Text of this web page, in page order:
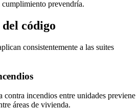
prevendría.
código
consistentemente a las suites
incendios entre unidades previene
áreas de vivienda.